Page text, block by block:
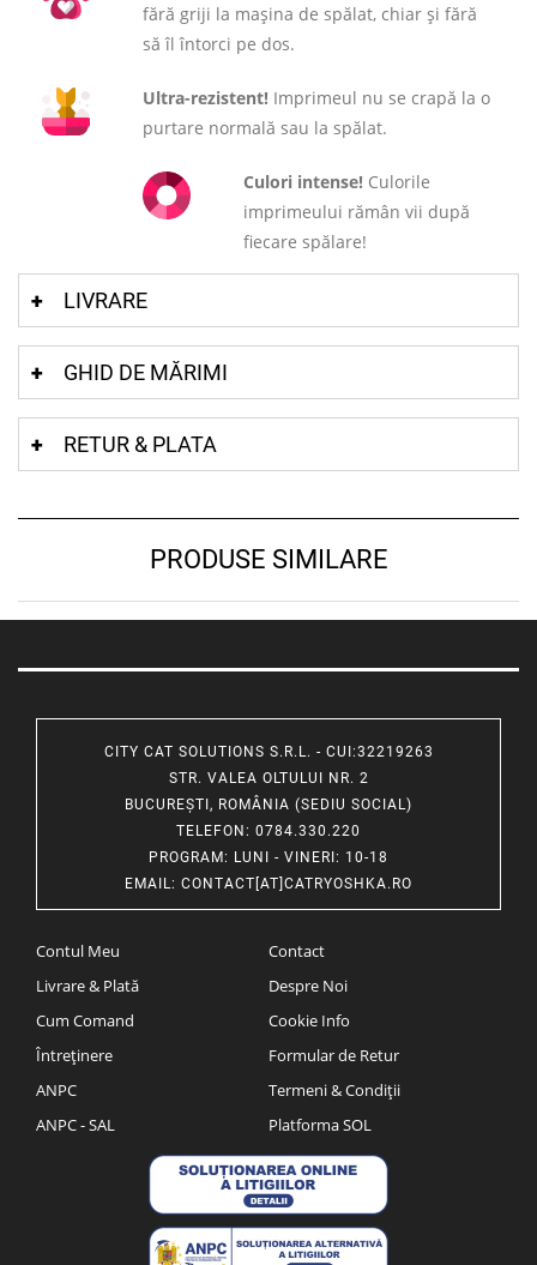
fără griji la mașina de spălat, chiar și fără
să îl întorci pe dos.
Ultra-rezistent! Imprimeul nu se crapă la o
purtare normală sau la spălat.
Culori intense! Culorile
imprimeului rămân vii după
fiecare spălare!
LIVRARE
GHID DE MĂRIMI
RETUR & PLATA
PRODUSE SIMILARE
CITY CAT SOLUTIONS S.R.L. - CUI:32219263
STR. VALEA OLTULUI NR. 2
BUCUREȘTI, ROMÂNIA (SEDIU SOCIAL)
TELEFON : 0784.330.220
PROGRAM: LUNI - VINERI: 10-18
EMAIL : CONTACT[AT]CATRYOSHKA.RO
Contul Meu
Livrare & Plată
Cum Comand
Întreținere
ANPC
ANPC - SAL
Contact
Despre Noi
Cookie Info
Formular de Retur
Termeni & Condiții
Platforma SOL